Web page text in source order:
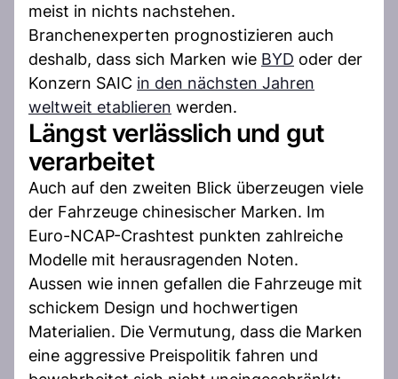
meist in nichts nachstehen.
Branchenexperten prognostizieren auch
deshalb, dass sich Marken wie BYD oder der
Konzern SAIC in den nächsten Jahren
weltweit etablieren werden.
Längst verlässlich und gut
verarbeitet
Auch auf den zweiten Blick überzeugen viele
der Fahrzeuge chinesischer Marken. Im
Euro-NCAP-Crashtest punkten zahlreiche
Modelle mit herausragenden Noten.
Aussen wie innen gefallen die Fahrzeuge mit
schickem Design und hochwertigen
Materialien. Die Vermutung, dass die Marken
eine aggressive Preispolitik fahren und